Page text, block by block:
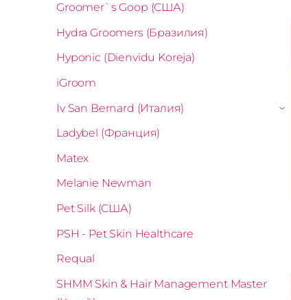
Groomer`s Goop (США)
Hydra Groomers (Бразилия)
Hyponic (Dienvidu Koreja)
iGroom
Iv San Bernard (Италия)
›
Ladybel (Франция)
Matex
Melanie Newman
Pet Silk (США)
PSH - Pet Skin Healthcare
Requal
SHMM Skin & Hair Management Master